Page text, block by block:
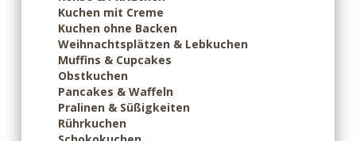
Kuchen mit Creme
Kuchen ohne Backen
Weihnachtsplätzen & Lebkuchen
Muffins & Cupcakes
Obstkuchen
Pancakes & Waffeln
Pralinen & Süßigkeiten
Rührkuchen